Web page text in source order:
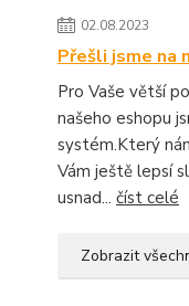
02.08.2023
Přešli jsme na
Pro Vaše větší
našeho eshopu
systém.Který
Vám ještě lepsí
usnad... číst celé
Zobrazit